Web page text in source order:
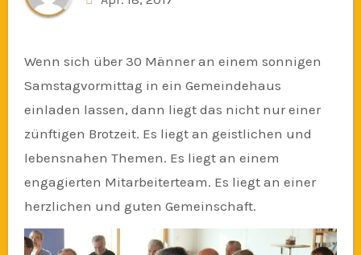
Wenn sich über 30 Männer an einem sonnigen
Samstagvormittag in ein Gemeindehaus
einladen lassen, dann liegt das nicht nur einer
zünftigen Brotzeit. Es liegt an geistlichen und
lebensnahen Themen. Es liegt an einem
engagierten Mitarbeiterteam. Es liegt an einer
herzlichen und guten Gemeinschaft.